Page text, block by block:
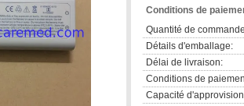
Conditions de
Quantité de
Détails d'emballage:
Délai de livraison:
Conditions de
Capacité